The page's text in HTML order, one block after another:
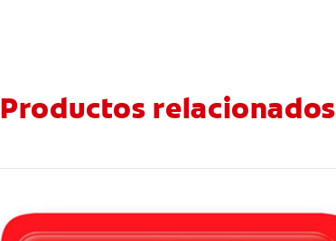
Productos relacionados